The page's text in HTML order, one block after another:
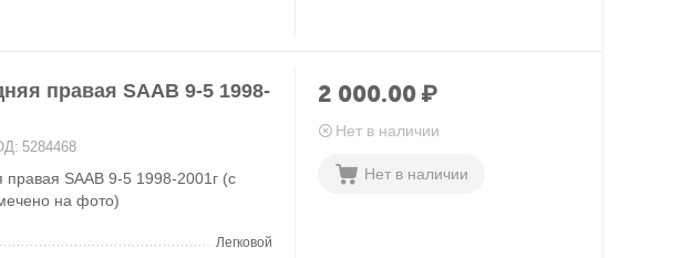
правая SAAB 9-5 1998-
5284468
SAAB 9-5 1998-2001г (с
на фото)
Легковой
2 000.00 ₽
Нет в наличии
Нет в наличии